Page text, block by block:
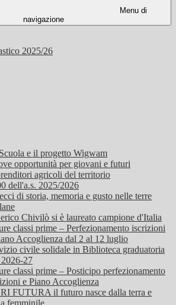
Menu di
navigazione
2025/26
e il progetto Wigwam
opportunità per giovani e futuri
agricoli del territorio
dell'a.s. 2025/2026
di storia, memoria e gusto nelle terre
Chivilò si è laureato campione d'Italia
classi prime – Perfezionamento iscrizioni
Accoglienza dal 2 al 12 luglio
civile solidale in Biblioteca graduatoria
2026-27
classi prime – Posticipo perfezionamento
e Piano Accoglienza
FUTURA il futuro nasce dalla terra e